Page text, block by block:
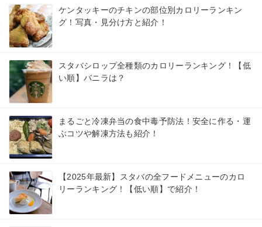
ケンタッキーのチキンの部位別カロリーランキン
グ！写真・見分け方と紹介！
スタバシロップ全種類のカロリーランキング！【低
い順】バニラは？
まるごと冷凍弁当の食中毒予防法！安全に作る・運
ぶコツや解凍方法も紹介！
【2025年最新】スタバの全フードメニューのカロ
リーランキング！【低い順】で紹介！